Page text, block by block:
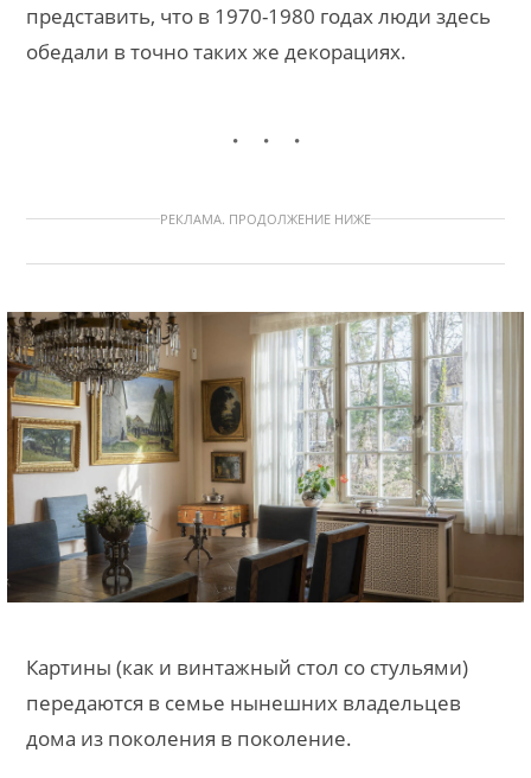
представить, что в 1970-1980 годах люди здесь
обедали в точно таких же декорациях.
РЕКЛАМА. ПРОДОЛЖЕНИЕ НИЖЕ
Картины (как и винтажный стол со стульями)
передаются в семье нынешних владельцев
дома из поколения в поколение.